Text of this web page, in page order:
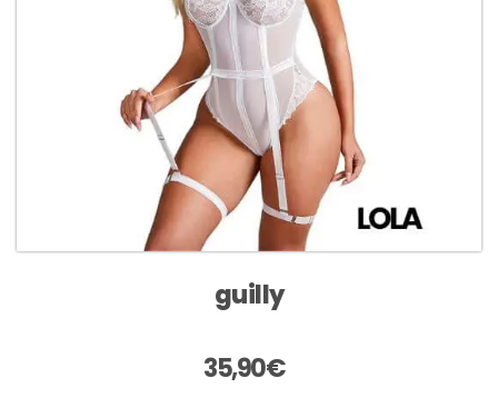
guilly
35,90€